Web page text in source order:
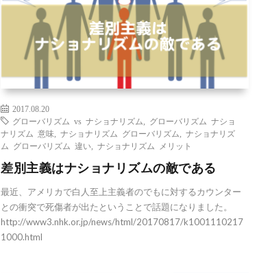
2017.08.20
グローバリズム vs ナショナリズム
グローバリズム ナショ
ナリズム 意味 ,ナショナリズム グローバリズム ,ナショナリズ
ム グローバリズム 違い ,ナショナリズム メリット
差別主義はナショナリズムの敵である
最近、アメリカで白人至上主義者のでもに対するカウンター
との衝突で死傷者が出たということで話題になりました。
http://www3.nhk.or.jp/news/html/20170817/k1001110217
1000.html